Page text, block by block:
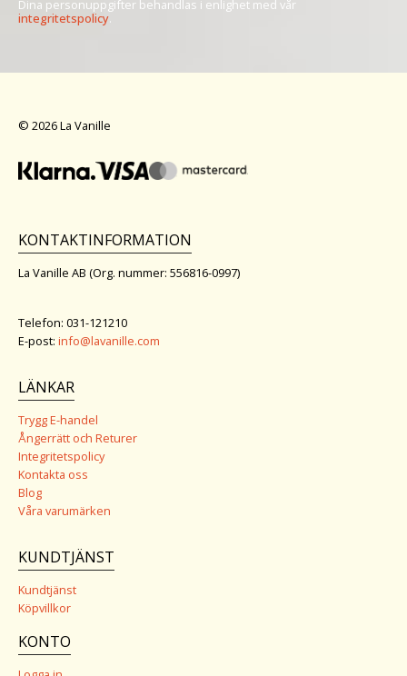
Dina personuppgifter behandlas i enlighet med vår
integritetspolicy.
© 2026 La Vanille
KONTAKTINFORMATION
La Vanille AB (Org. nummer: 556816-0997)
Telefon: 031-121210
E-post: info@lavanille.com
LÄNKAR
Trygg E-handel
Ångerrätt och Returer
Integritetspolicy
Kontakta oss
Blog
Våra varumärken
KUNDTJÄNST
Kundtjänst
Köpvillkor
KONTO